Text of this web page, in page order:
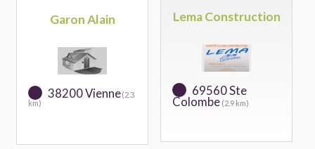
Garon Alain
38200 Vienne(2.3
km)
Lema Construction
69560 Ste
Colombe (2.9 km)